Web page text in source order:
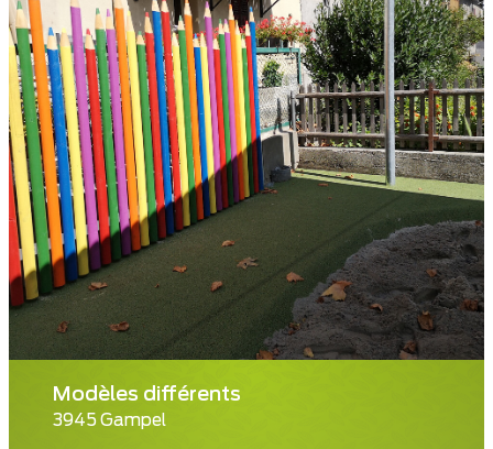
Modèles différents
3945 Gampel